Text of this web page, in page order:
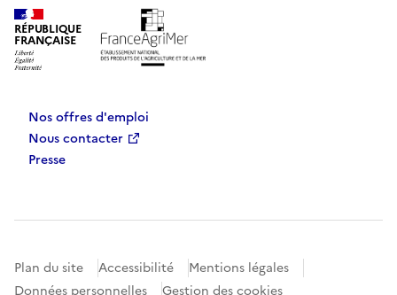
RÉPUBLIQUE
FRANÇAISE
Nos offres d'emploi
Nous contacter
Presse
Plan du site Accessibilité
Mentions légales
Données personnelles
Gestion des cookies